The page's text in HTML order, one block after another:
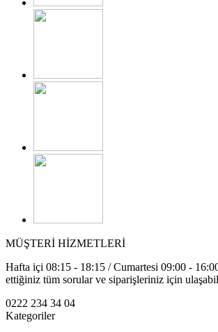
MÜŞTERİ HİZMETLERİ
Hafta içi 08:15 - 18:15 / Cumartesi 09:00 -
ettiğiniz tüm sorular ve siparişleriniz için
0222 234 34 04
Kategoriler